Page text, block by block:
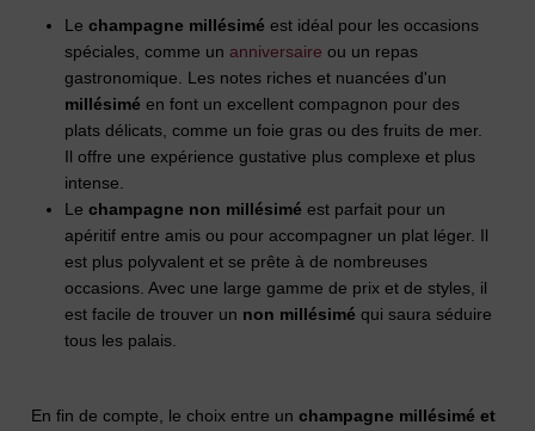
Le champagne millésimé est idéal pour les occasions
spéciales, comme un anniversaire ou un repas
gastronomique. Les notes riches et nuancées d'un
millésimé en font un excellent compagnon pour des
plats délicats, comme un foie gras ou des fruits de mer.
Il offre une expérience gustative plus complexe et plus
intense.
Lechampagne non millésimé est parfait pour un
apéritif entre amis ou pour accompagner un plat léger. Il
est plus polyvalent et se prête à de nombreuses
occasions. Avec une large gamme de prix et de styles, il
est facile de trouver un non millésimé qui saura séduire
tous les palais.
En fin de compte, le choix entre unchampagne millésimé et